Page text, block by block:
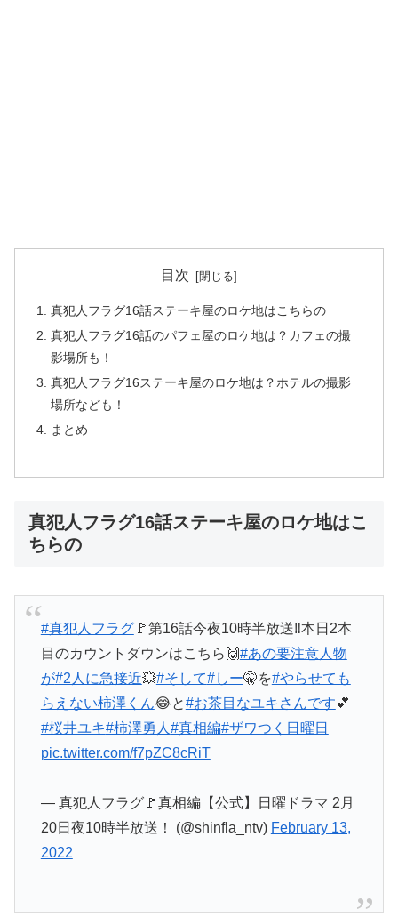
目次
真犯人フラグ16話ステーキ屋のロケ地はこちらの
真犯人フラグ16話のパフェ屋のロケ地は？カフェの撮
影場所も！
真犯人フラグ16ステーキ屋のロケ地は？ホテルの撮影
場所なども！
まとめ
真犯人フラグ16話ステーキ屋のロケ地はこ
ちらの
#真犯人フラグ🚩第16話今夜10時半放送‼️本日2本
目のカウントダウンはこちら🙌#あの要注意人物
が#2人に急接近💥#そして#しー🤫を#やらせても
らえない柿澤くん😂と#お茶目なユキさんです💕
#桜井ユキ#柿澤勇人 #真相編#ザワつく日曜日
pic.twitter.com/f7pZC8cRiT
— 真犯人フラグ🚩真相編【公式】日曜ドラマ 2月
20日夜10時半放送！ (@shinfla_ntv) February 13,
2022